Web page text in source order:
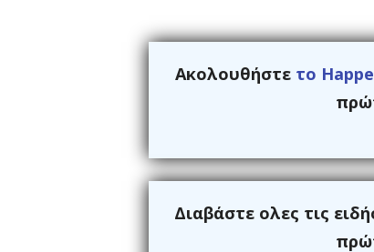
Ακολουθήστε το
Διαβάστε ολες τις